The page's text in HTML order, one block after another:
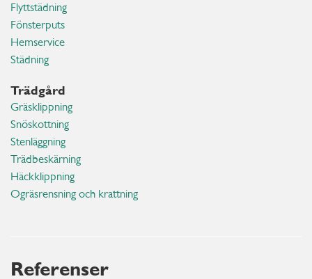
Flyttstädning
Fönsterputs
Hemservice
Städning
Trädgård
Gräsklippning
Snöskottning
Stenläggning
Trädbeskärning
Häckklippning
Ogräsrensning och krattning
Referenser